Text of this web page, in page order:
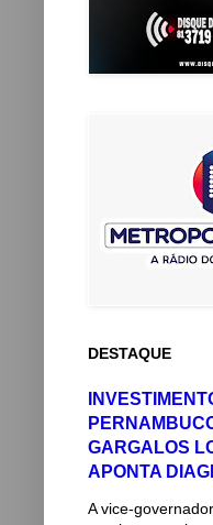
DESTAQUE
GARGALOS
APONTA
A vice-